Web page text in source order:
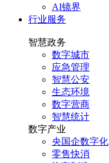
AI镜界
行业服务
智慧政务
数字城市
应急管理
智慧公安
生态环境
数字营商
智慧统计
数字产业
央国企数字化
零售快消